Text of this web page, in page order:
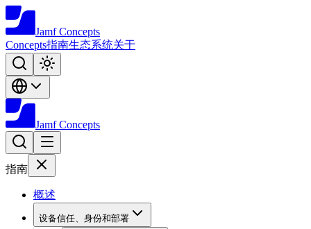
Jamf Concepts
Concepts指南生态系统关于
Jamf Concepts
指南
概述
设备信任、身份和部署